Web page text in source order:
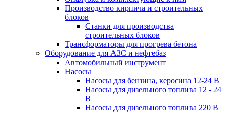
Производство кирпича и строительных
блоков
Cтанки для производства
строительных блоков
Трансформаторы для прогрева бетона
Оборудование для АЗС и нефтебаз
Автомобильный инструмент
Насосы
Насосы для бензина, керосина 12-24 В
Насосы для дизельного топлива 12 - 24
В
Насосы для дизельного топлива 220 В